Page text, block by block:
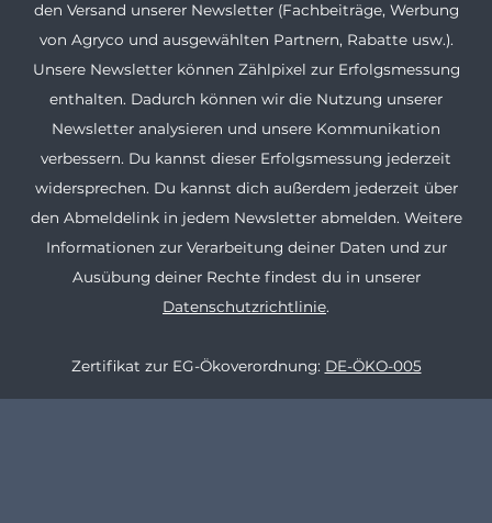
den Versand unserer Newsletter (Fachbeiträge, Werbung
von Agryco und ausgewählten Partnern, Rabatte usw.).
Unsere Newsletter können Zählpixel zur Erfolgsmessung
enthalten. Dadurch können wir die Nutzung unserer
Newsletter analysieren und unsere Kommunikation
verbessern. Du kannst dieser Erfolgsmessung jederzeit
widersprechen. Du kannst dich außerdem jederzeit über
den Abmeldelink in jedem Newsletter abmelden. Weitere
Informationen zur Verarbeitung deiner Daten und zur
Ausübung deiner Rechte findest du in unserer
Datenschutzrichtlinie.
Zertifikat zur EG-Ökoverordnung: DE-ÖKO-005